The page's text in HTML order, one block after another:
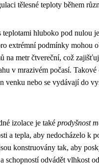
tělesné teploty během
hluboko pod nulou
extrémní podmínky mohou
na metr čtvereční, což
v mrazivém počasí.
venku nebo se vydávají do
izolace je také prodyšnost
a tepla, aby nedocházelo k
konstruovány tak, aby
schopností odvádět vlhkost